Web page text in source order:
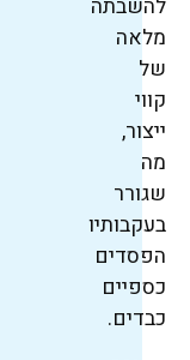
להשבתה
מלאה
של
קווי
ייצור,
מה
שגורר
בעקבותיו
הפסדים
כספיים
כבדים.